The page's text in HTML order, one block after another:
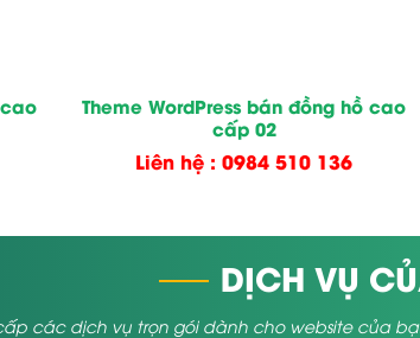
Theme WordPress bán đồng hồ cao
cấp 02
Liên hệ : 0984 510 136
DỊCH VỤ
các dịch vụ trọn gói dành cho website của